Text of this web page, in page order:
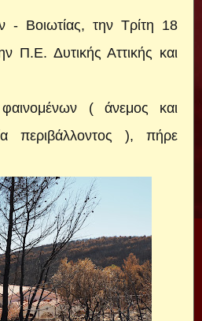
- Βοιωτίας, την Τρίτη 18
Π.Ε. Δυτικής Αττικής και
( άνεμος και
περιβάλλοντος ), πήρε